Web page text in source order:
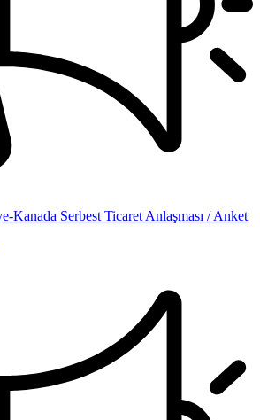
Serbest Ticaret Anlaşması / Anket